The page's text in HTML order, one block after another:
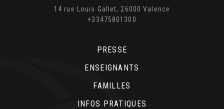
14 rue Louis Gallet, 26000 Valence
+33475801300
PRESSE
ENSEIGNANTS
FAMILLES
INFOS PRATIQUES